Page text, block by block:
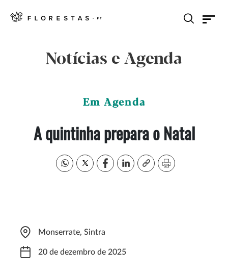
Notícias e Agenda
Em Agenda
A quintinha prepara o Natal
Monserrate, Sintra
20 de dezembro de 2025